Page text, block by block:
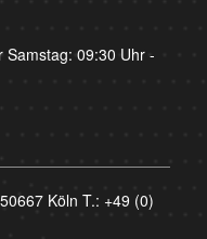
09:30 Uhr -
Köln T.: +49 (0)